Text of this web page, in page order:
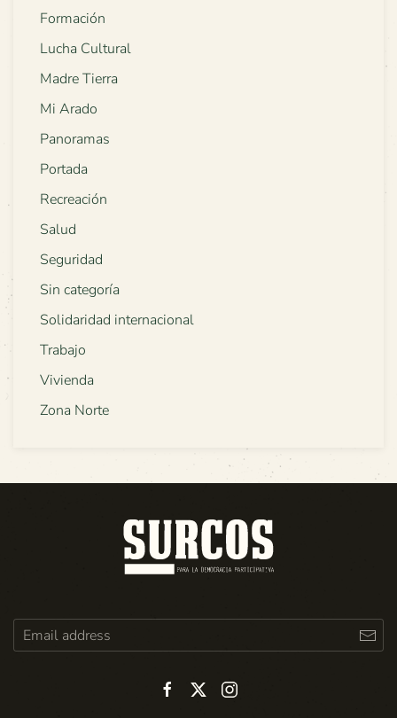
Formación
Lucha Cultural
Madre Tierra
Mi Arado
Panoramas
Portada
Recreación
Salud
Seguridad
Sin categoría
Solidaridad internacional
Trabajo
Vivienda
Zona Norte